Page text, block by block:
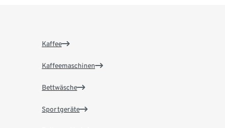
Kaffee
Kaffeemaschinen
Bettwäsche
Sportgeräte